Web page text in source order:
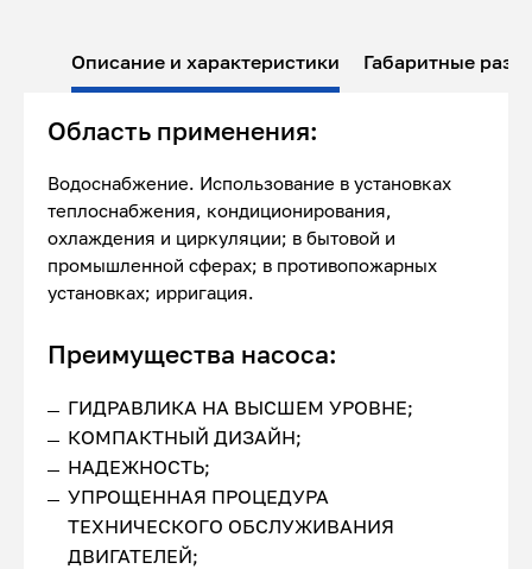
Описание и характеристики Габаритные
Область применения:
Водоснабжение. Использование в установках
теплоснабжения, кондиционирования,
охлаждения и циркуляции; в бытовой и
промышленной сферах; в противопожарных
установках; ирригация.
Преимущества насоса:
ГИДРАВЛИКА НА ВЫСШЕМ УРОВНЕ;
КОМПАКТНЫЙ ДИЗАЙН;
НАДЕЖНОСТЬ;
УПРОЩЕННАЯ ПРОЦЕДУРА
ТЕХНИЧЕСКОГО ОБСЛУЖИВАНИЯ
ДВИГАТЕЛЕЙ;